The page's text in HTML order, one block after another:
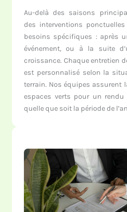
Au-delà des saisons
des interventions
besoins spécifiques : après
événement, ou à la suite
croissance. Chaque entretien
est personnalisé selon la
terrain. Nos équipes assurent
espaces verts pour un
quelle que soit la période de